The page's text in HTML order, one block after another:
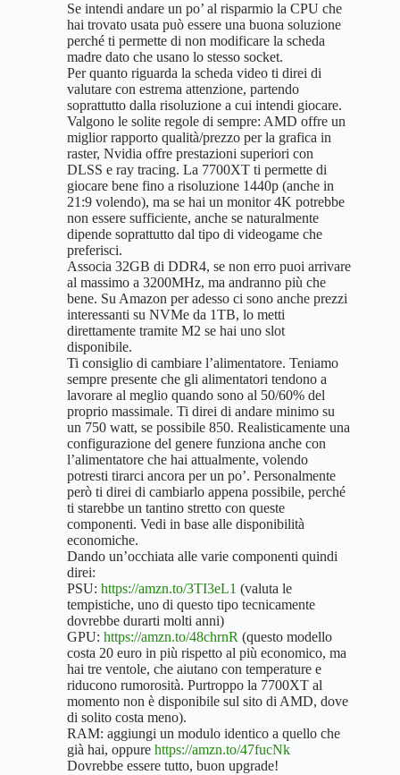
Se intendi andare un po’ al risparmio la CPU che
hai trovato usata può essere una buona soluzione
perché ti permette di non modificare la scheda
madre dato che usano lo stesso socket.
Per quanto riguarda la scheda video ti direi di
valutare con estrema attenzione, partendo
soprattutto dalla risoluzione a cui intendi giocare.
Valgono le solite regole di sempre: AMD offre un
miglior rapporto qualità/prezzo per la grafica in
raster, Nvidia offre prestazioni superiori con
DLSS e ray tracing. La 7700XT ti permette di
giocare bene fino a risoluzione 1440p (anche in
21:9 volendo), ma se hai un monitor 4K potrebbe
non essere sufficiente, anche se naturalmente
dipende soprattutto dal tipo di videogame che
preferisci.
Associa 32GB di DDR4, se non erro puoi arrivare
al massimo a 3200MHz, ma andranno più che
bene. Su Amazon per adesso ci sono anche prezzi
interessanti su NVMe da 1TB, lo metti
direttamente tramite M2 se hai uno slot
disponibile.
Ti consiglio di cambiare l’alimentatore. Teniamo
sempre presente che gli alimentatori tendono a
lavorare al meglio quando sono al 50/60% del
proprio massimale. Ti direi di andare minimo su
un 750 watt, se possibile 850. Realisticamente una
configurazione del genere funziona anche con
l’alimentatore che hai attualmente, volendo
potresti tirarci ancora per un po’. Personalmente
però ti direi di cambiarlo appena possibile, perché
ti starebbe un tantino stretto con queste
componenti. Vedi in base alle disponibilità
economiche.
Dando un’occhiata alle varie componenti quindi
direi:
PSU: https://amzn.to/3TI3eL1 (valuta le
tempistiche, uno di questo tipo tecnicamente
dovrebbe durarti molti anni)
GPU: https://amzn.to/48chrnR (questo modello
costa 20 euro in più rispetto al più economico, ma
hai tre ventole, che aiutano con temperature e
riducono rumorosità. Purtroppo la 7700XT al
momento non è disponibile sul sito di AMD, dove
di solito costa meno).
RAM: aggiungi un modulo identico a quello che
già hai, oppure https://amzn.to/47fucNk
Dovrebbe essere tutto, buon upgrade!